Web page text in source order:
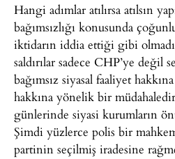
Hangi adımlar atılırsa atılsın
bağımsızlığı konusunda
iktidarın iddia ettiği gibi
saldırılar sadece CHP’ye değil
bağımsız siyasal faaliyet
hakkına yönelik bir
günlerinde siyasi kurumların
Şimdi yüzlerce polis bir
partinin seçilmiş iradesine